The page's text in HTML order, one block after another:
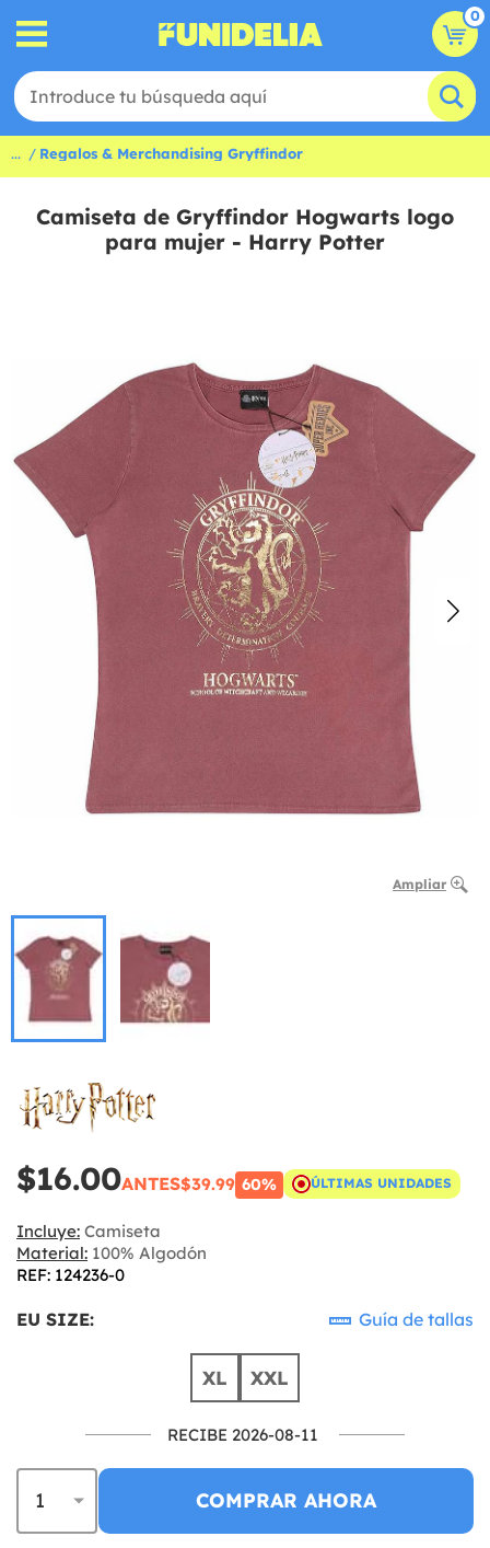
0
... Regalos & Merchandising Gryffindor
Camiseta de Gryffindor Hogwarts logo
para mujer - Harry Potter
Ampliar
$16.00ANTES$39.99 60% ÚLTIMAS UNIDADES
Incluye: Camiseta
Material: 100% Algodón
REF: 124236-0
EU SIZE: Guía de tallas
XL XXL
RECIBE 2026-08-11
COMPRAR AHORA